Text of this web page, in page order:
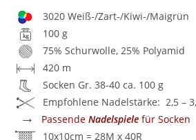
3020 Weiß-/Zart-/Kiwi-/Maigrün
100 g
75% Schurwolle, 25% Polyamid
420 m
Socken Gr. 38-40 ca. 100 g
Empfohlene Nadelstärke: 2,5 –
→ PassendeNadelspiele für Socken
10x10cm = 28M x 40R